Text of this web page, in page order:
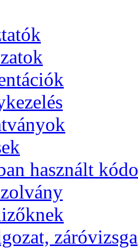
használt
záróvizsga